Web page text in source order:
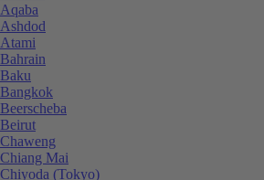
Aqaba
Ashdod
Atami
Bahrain
Baku
Bangkok
Beerscheba
Beirut
Chaweng
Chiang Mai
Chiyoda (Tokyo)